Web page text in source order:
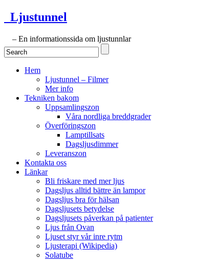
Ljustunnel
– En informationssida om ljustunnlar
Hem
Ljustunnel – Filmer
Mer info
Tekniken bakom
Uppsamlingszon
Våra nordliga breddgrader
Överföringszon
Lamptillsats
Dagsljusdimmer
Leveranszon
Kontakta oss
Länkar
Bli friskare med mer ljus
Dagsljus alltid bättre än lampor
Dagsljus bra för hälsan
Dagsljusets betydelse
Dagsljusets påverkan på patienter
Ljus från Ovan
Ljuset styr vår inre rytm
Ljusterapi (Wikipedia)
Solatube